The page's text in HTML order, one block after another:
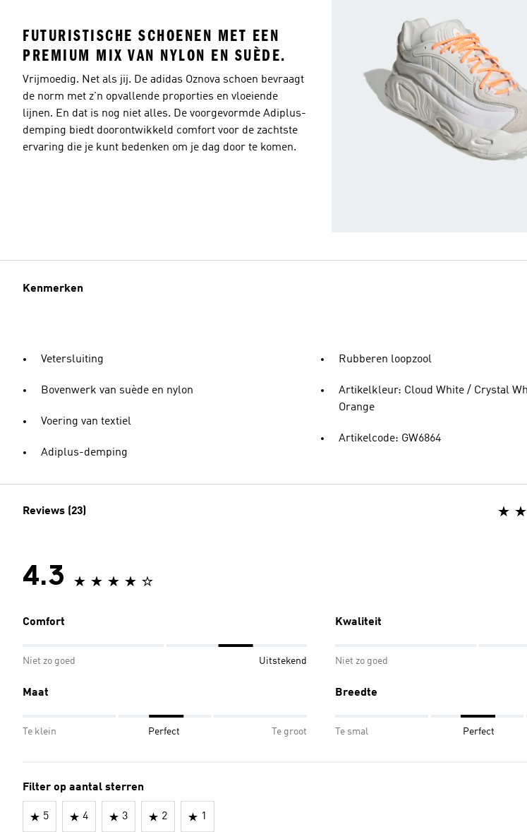
FUTURISTISCHE SCHOENEN MET EEN
PREMIUM MIX VAN NYLON EN SUÈDE.
Vrijmoedig. Net als jij. De adidas Oznova schoen bevraagt
de norm met z'n opvallende proporties en vloeiende
lijnen. En dat is nog niet alles. De voorgevormde Adiplus-
demping biedt doorontwikkeld comfort voor de zachtste
ervaring die je kunt bedenken om je dag door te komen.
Kenmerken
Vetersluiting
Bovenwerk van suède en nylon
Voering van textiel
Adiplus-demping
Rubberen loopzool
Artikelkleur: Cloud White / Crystal
Orange
Artikelcode: GW6864
Reviews (23)
4.3
Comfort
Niet zo goed Uitstekend
Kwaliteit
Niet zo goed
Maat
Te klein Perfect Te groot
Breedte
Te smal Perfect
Filter op aantal sterren
5 4 3 2 1